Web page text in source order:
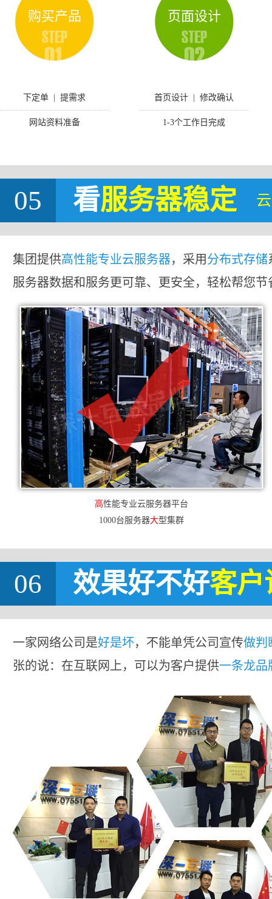
购买产品
下定单 | 提需求
网站资料准备
页面设计
首页设计 | 修改确认
1-3个工作日完成
05 看服务器稳定
集团提供高性能专业云服务器，采用分布式存储
服务器数据和服务更可靠、更安全，轻松帮您节
高性能专业云服务器平台
1000台服务器大型集群
06 效果好不好客户
一家网络公司是好是坏，不能单凭公司宣传做判
张的说：在互联网上，可以为客户提供一条龙品